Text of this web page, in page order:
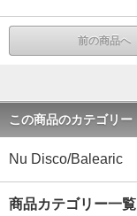
前の商品へ
この商品のカテゴリー
Nu Disco/Balearic
商品カテゴリー一覧